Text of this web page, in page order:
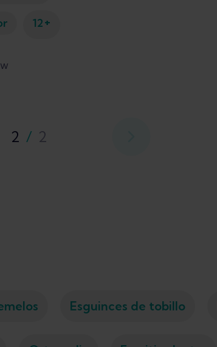
12+
2 / 2
Esguinces de tobillo